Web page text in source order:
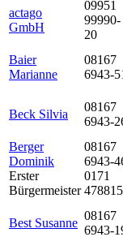
actago
GmbH
09951
99990-
20
Baier
Marianne
08167
6943-
Beck Silvia
08167
6943-
Berger
Dominik
Erster
Bürgermeister
08167
6943-
0171
Best Susanne
08167
6943-